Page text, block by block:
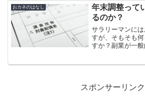
手のキャンペーン
ですが、きちん
おカネのはなし
年末調整って
るのか？
サラリーマンに
すが、そもそも
すか？副業が一
スポンサーリンク